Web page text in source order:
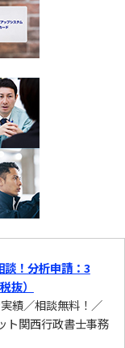
談！分析申請：3
抜）
績／相談無料！／
ト関西行政書士事務